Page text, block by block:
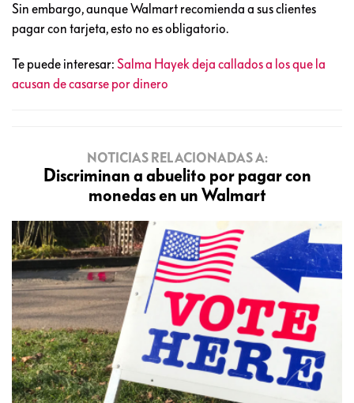
Sin embargo, aunque Walmart recomienda a sus clientes
pagar con tarjeta, esto no es obligatorio.
Te puede interesar: Salma Hayek deja callados a los que la
acusan de casarse por dinero
NOTICIAS RELACIONADAS A:
Discriminan a abuelito por pagar con
monedas en un Walmart